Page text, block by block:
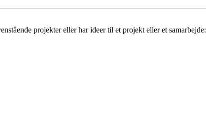
projekter eller har ideer til et projekt eller et samarbejde: